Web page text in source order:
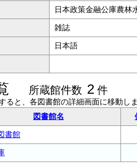
日本政策金融公庫農林
雑誌
日本語
所蔵館件数 2 件
ると、各図書館の詳細画面に移動しま
図書館名
書館